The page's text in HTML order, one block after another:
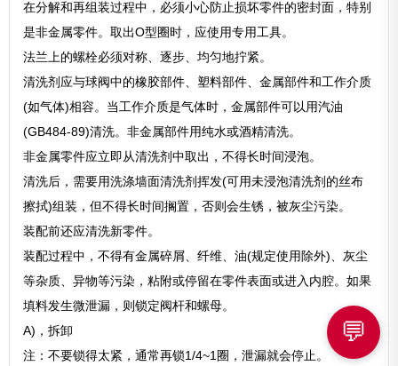
在分解和再组装过程中，必须小心防止损坏零件的密封面，特别
是非金属零件。取出O型圈时，应使用专用工具。
法兰上的螺栓必须对称、逐步、均匀地拧紧。
清洗剂应与球阀中的橡胶部件、塑料部件、金属部件和工作介质
(如气体)相容。当工作介质是气体时，金属部件可以用汽油
(GB484-89)清洗。非金属部件用纯水或酒精清洗。
非金属零件应立即从清洗剂中取出，不得长时间浸泡。
清洗后，需要用洗涤墙面清洗剂挥发(可用未浸泡清洗剂的丝布
擦拭)组装，但不得长时间搁置，否则会生锈，被灰尘污染。
装配前还应清洗新零件。
装配过程中，不得有金属碎屑、纤维、油(规定使用除外)、灰尘
等杂质、异物等污染，粘附或停留在零件表面或进入内腔。如果
填料发生微泄漏，则锁定阀杆和螺母。
A)，拆卸
注：不要锁得太紧，通常再锁1/4~1圈，泄漏就会停止。
💬